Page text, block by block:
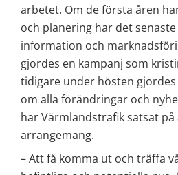
arbetet. Om de första åren
och planering har det
information och
gjordes en kampanj som
tidigare under hösten
om alla förändringar och
har Värmlandstrafik satsat
arrangemang.
– Att få komma ut och träffa